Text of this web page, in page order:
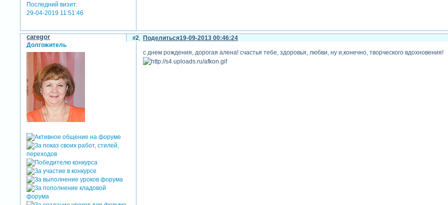
Последний визит:
29-04-2019 11:51:46
Поделиться
2 19-09-2013 00:46:24
caregor
Долгожитель
с днем рождения, дорогая алена! счастья тебе, здоровья, любви, ну и,конечно, творческого вдохновения!